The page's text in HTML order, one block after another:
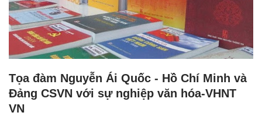
Tọa đàm Nguyễn Ái Quốc - Hồ Chí Minh và
Đảng CSVN với sự nghiệp văn hóa-VHNT
VN